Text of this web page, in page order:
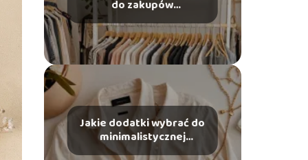
do zakupów
odzieżowych
Jakie dodatki wybrać do
minimalistycznej
garderoby